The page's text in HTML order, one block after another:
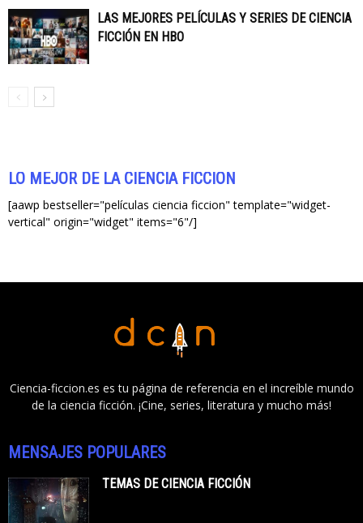
LAS MEJORES PELÍCULAS Y SERIES DE CIENCIA
FICCIÓN EN HBO
LO MEJOR DE LA CIENCIA FICCIÓN
[aawp bestseller="películas ciencia ficcion" template="widget-
vertical" origin="widget" items="6"/]
Ciencia-ficcion.es es tu página de referencia en el increíble mundo
de la ciencia ficción. ¡Cine, series, literatura y mucho más!
MENSAJES POPULARES
TEMAS DE CIENCIA FICCIÓN